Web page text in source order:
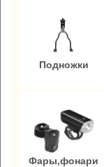
Подножки
Фары,фонари